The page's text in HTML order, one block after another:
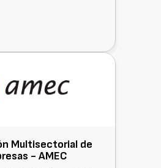
Multisectorial de
- AMEC